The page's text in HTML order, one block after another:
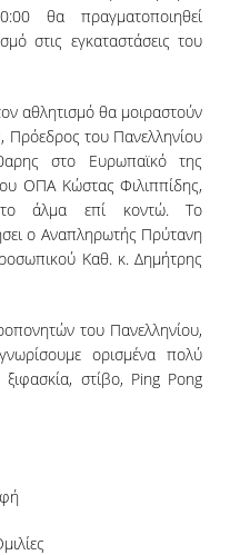
ΔΙΔΑΣΚΟΝΤΕΣ ΑΚΑΔ.ΕΤΟΥΣ
θα πραγματοποιηθεί
στις εγκαταστάσεις του
αθλητισμό θα μοιραστούν
Πρόεδρος του Πανελληνίου
στο Ευρωπαϊκό της
ΟΠΑ Κώστας Φιλιππίδης,
άλμα επί κοντώ. Το
ο Αναπληρωτής Πρύτανη
Καθ. κ. Δημήτρης
του Πανελληνίου,
ορισμένα πολύ
στίβο, Ping Pong